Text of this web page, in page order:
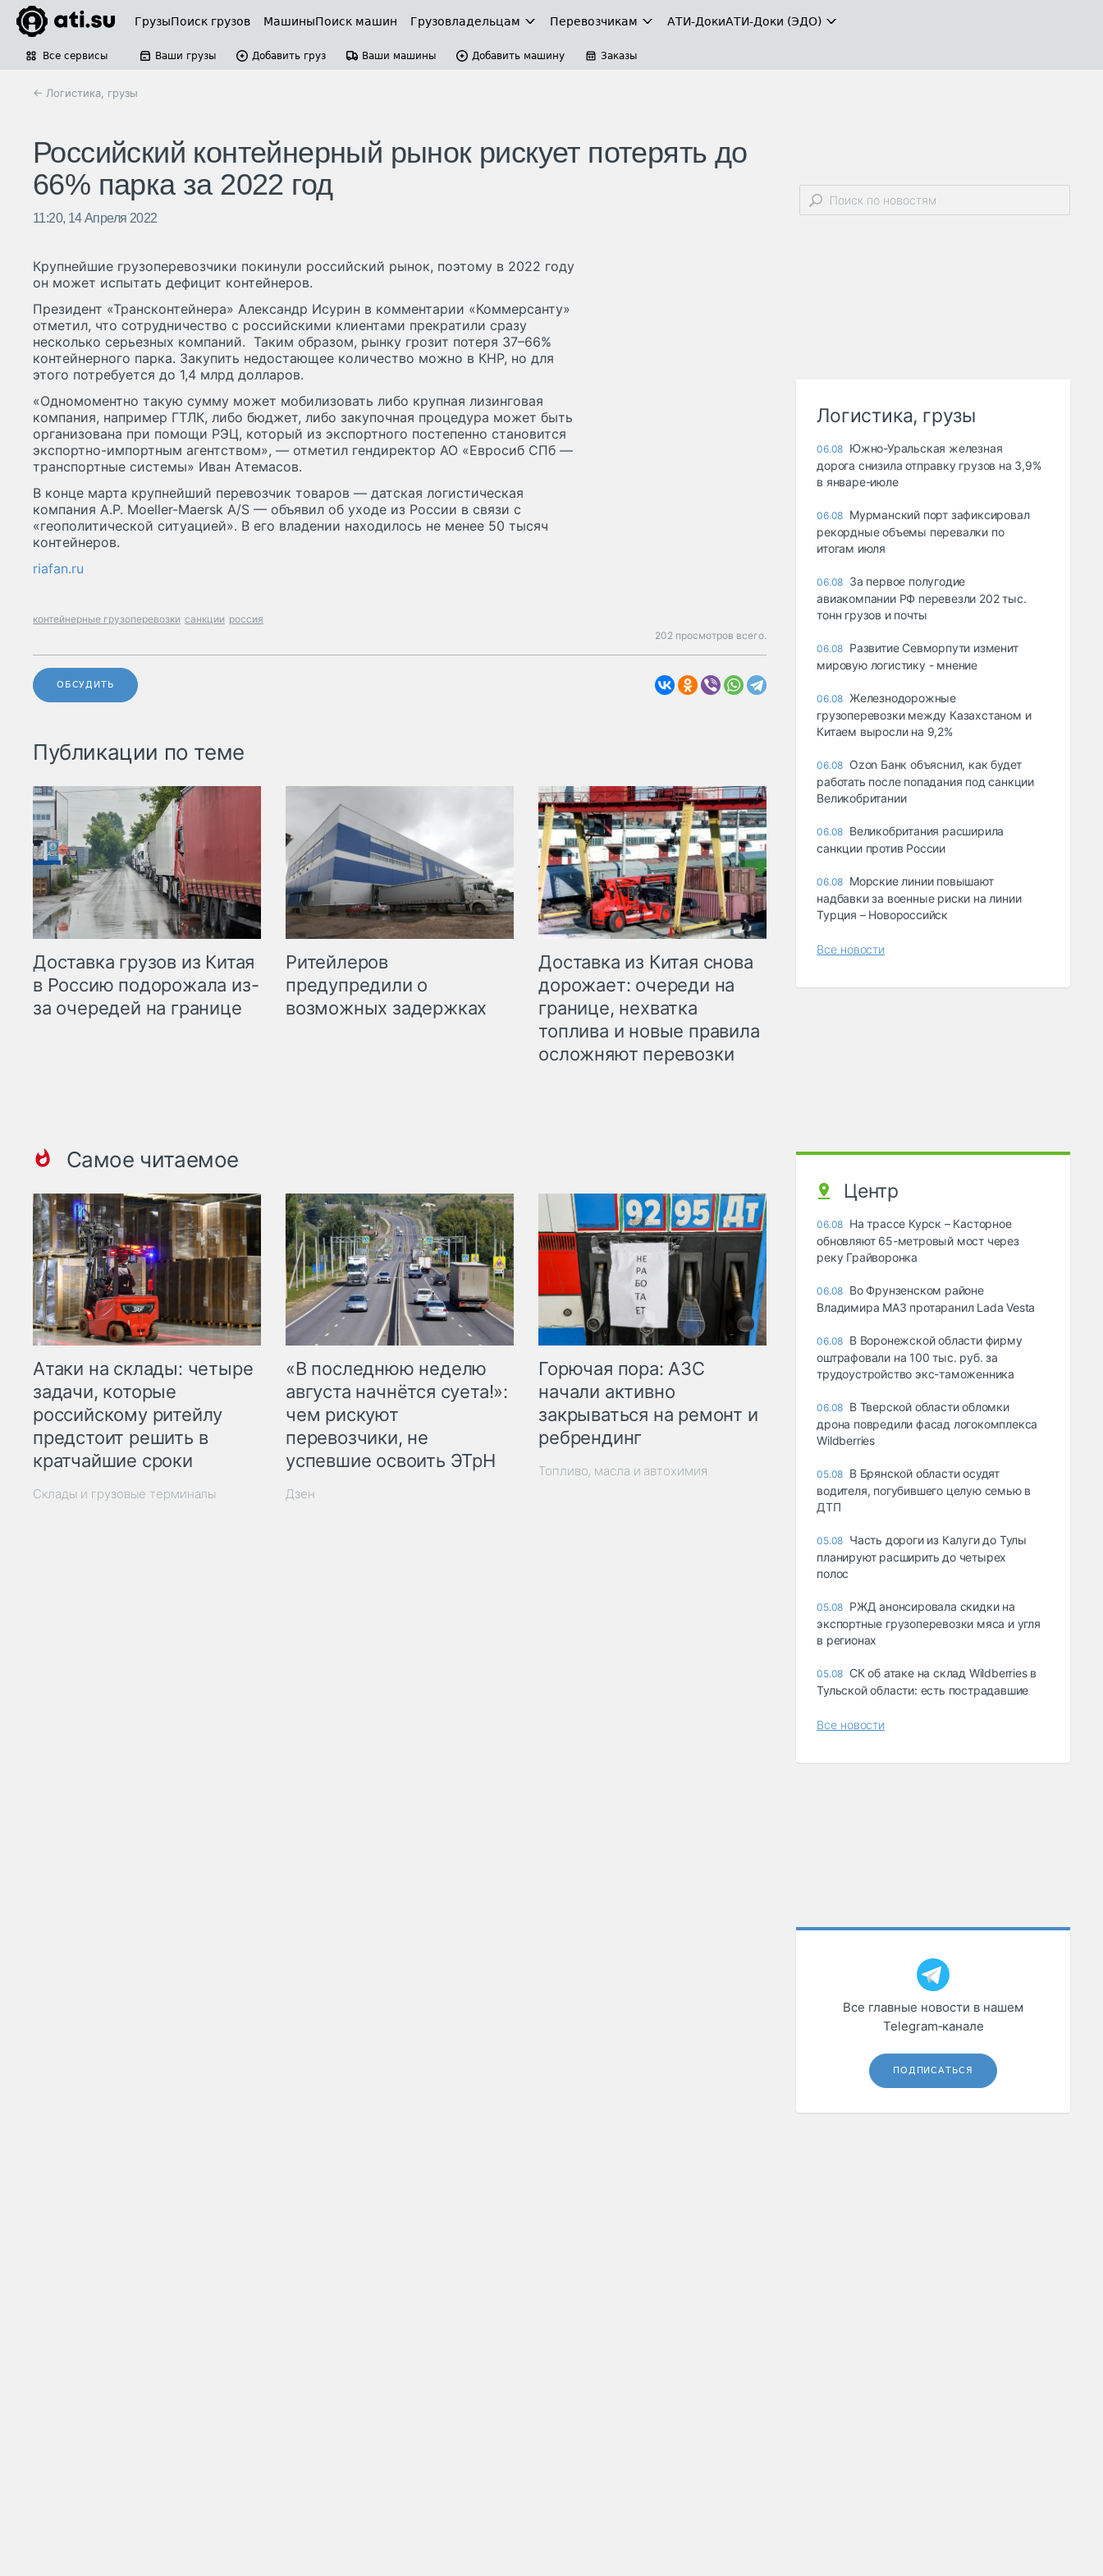
ГрузыПоиск грузов МашиныПоиск машин Грузовладельцам Перевозчикам АТИ-ДокиАТИ-Доки (ЭДО)
Все сервисы Ваши грузы Добавить груз Ваши машины Добавить машину Заказы
← Логистика, грузы
Российский контейнерный рынок рискует потерять до
66% парка за 2022 год
11:20, 14 Апреля 2022
Крупнейшие грузоперевозчики покинули российский рынок, поэтому в 2022 году
он может испытать дефицит контейнеров.
Президент «Трансконтейнера» Александр Исурин в комментарии «Коммерсанту»
отметил, что сотрудничество с российскими клиентами прекратили сразу
несколько серьезных компаний. Таким образом, рынку грозит потеря 37–66%
контейнерного парка. Закупить недостающее количество можно в КНР, но для
этого потребуется до 1,4 млрд долларов.
«Одномоментно такую сумму может мобилизовать либо крупная лизинговая
компания, например ГТЛК, либо бюджет, либо закупочная процедура может быть
организована при помощи РЭЦ, который из экспортного постепенно становится
экспортно-импортным агентством», — отметил гендиректор АО «Евросиб СПб —
транспортные системы» Иван Атемасов.
В конце марта крупнейший перевозчик товаров — датская логистическая
компания A.P. Moeller-Maersk A/S — объявил об уходе из России в связи с
«геополитической ситуацией». В его владении находилось не менее 50 тысяч
контейнеров.
riafan.ru
контейнерные грузоперевозки санкции россия
202 просмотров всего.
ОБСУДИТЬ
Публикации по теме
Доставка грузов из Китая
в Россию подорожала из-
за очередей на границе
Ритейлеров
предупредили о
возможных задержках
Доставка из Китая снова
дорожает: очереди на
границе, нехватка
топлива и новые правила
осложняют перевозки
Самое читаемое
Атаки на склады: четыре
задачи, которые
российскому ритейлу
предстоит решить в
кратчайшие сроки
Склады и грузовые терминалы
«В последнюю неделю
августа начнётся суета!»:
чем рискуют
перевозчики, не
успевшие освоить ЭТрН
Дзен
Горючая пора: АЗС
начали активно
закрываться на ремонт и
ребрендинг
Топливо, масла и автохимия
Логистика, грузы
06.08 Южно-Уральская железная
дорога снизила отправку грузов на 3,9%
в январе-июле
06.08 Мурманский порт зафиксировал
рекордные объемы перевалки по
итогам июля
06.08 За первое полугодие
авиакомпании РФ перевезли 202 тыс.
тонн грузов и почты
06.08 Развитие Севморпути изменит
мировую логистику - мнение
06.08 Железнодорожные
грузоперевозки между Казахстаном и
Китаем выросли на 9,2%
06.08 Ozon Банк объяснил, как будет
работать после попадания под санкции
Великобритании
06.08 Великобритания расширила
санкции против России
06.08 Морские линии повышают
надбавки за военные риски на линии
Турция – Новороссийск
Все новости
Центр
06.08 На трассе Курск – Касторное
обновляют 65-метровый мост через
реку Грайворонка
06.08 Во Фрунзенском районе
Владимира МАЗ протаранил Lada Vesta
06.08 В Воронежской области фирму
оштрафовали на 100 тыс. руб. за
трудоустройство экс-таможенника
06.08 В Тверской области обломки
дрона повредили фасад логокомплекса
Wildberries
05.08 В Брянской области осудят
водителя, погубившего целую семью в
ДТП
05.08 Часть дороги из Калуги до Тулы
планируют расширить до четырех
полос
05.08 РЖД анонсировала скидки на
экспортные грузоперевозки мяса и угля
в регионах
05.08 СК об атаке на склад Wildberries в
Тульской области: есть пострадавшие
Все новости
Все главные новости в нашем
Telegram‑канале
ПОДПИСАТЬСЯ